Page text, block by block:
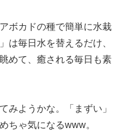
ボカドの種で簡単に水栽
は毎日水を替えるだけ、
めて、癒される毎日も素
みようかな。「まずい」
ちゃ気になるwww。